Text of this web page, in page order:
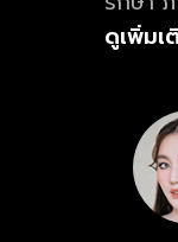
ทางเว็
ดูเพิ่มเ